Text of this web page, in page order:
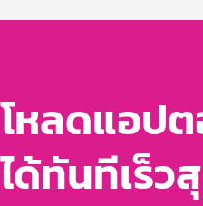
โหลดแอป
ได้ทันทีเร็ว